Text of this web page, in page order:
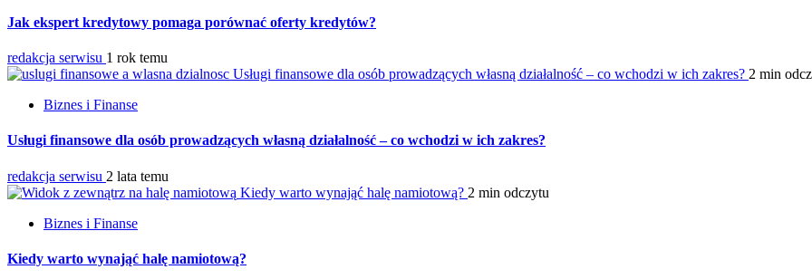
Jak ekspert kredytowy pomaga porównać oferty kredytów?
redakcja serwisu 1 rok temu
Usługi finansowe dla osób prowadzących własną działalność – co wchodzi w ich zakres? 2 min
Biznes i Finanse
Usługi finansowe dla osób prowadzących własną działalność – co wchodzi w ich zakres?
redakcja serwisu 2 lata temu
Kiedy warto wynająć halę namiotową? 2 min odczytu
Biznes i Finanse
Kiedy warto wynająć halę namiotową?